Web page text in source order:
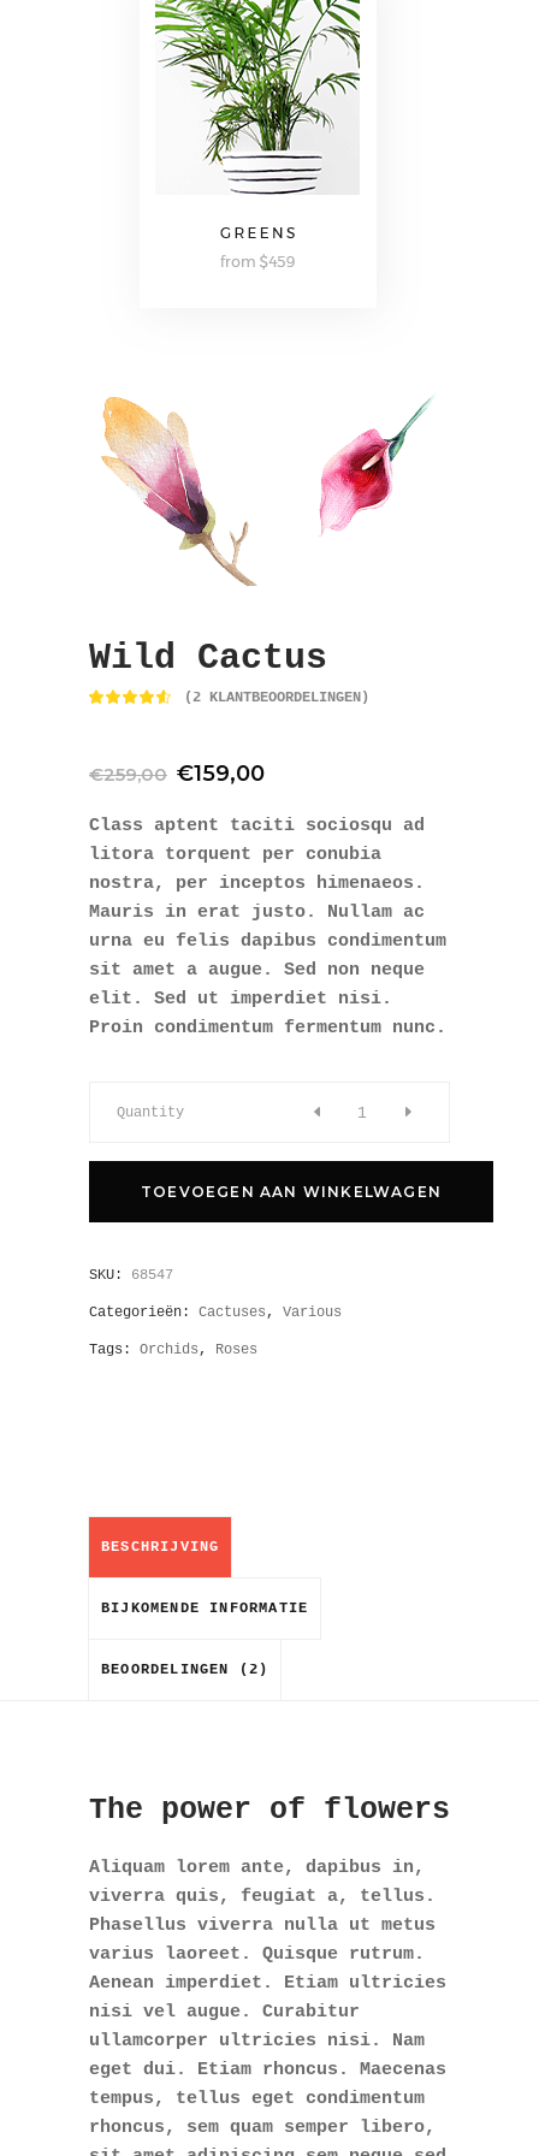
Wild Cactus
Waardering
2
klantbeoordelingen
(2 KLANTBEOORDELINGEN)
€259,00 Oorspronkelijke
€259,00.
€159,00Huidige
€159,00.
Class aptent taciti sociosqu ad
litora torquent per conubia
nostra, per inceptos himenaeos.
Mauris in erat justo. Nullam ac
urna eu felis dapibus condimentum
sit amet a augue. Sed non neque
elit. Sed ut imperdiet nisi.
Proin condimentum fermentum nunc.
Quantity
TOEVOEGEN AAN WINKELWAGEN
SKU: 68547
Categorieën: Cactuses, Various
Tags: Orchids, Roses
BESCHRIJVING
BIJKOMENDE INFORMATIE
BEOORDELINGEN (2)
The power of flowers
Aliquam lorem ante, dapibus in,
viverra quis, feugiat a, tellus.
Phasellus viverra nulla ut metus
varius laoreet. Quisque rutrum.
Aenean imperdiet. Etiam ultricies
nisi vel augue. Curabitur
ullamcorper ultricies nisi. Nam
eget dui. Etiam rhoncus. Maecenas
tempus, tellus eget condimentum
rhoncus, sem quam semper libero,